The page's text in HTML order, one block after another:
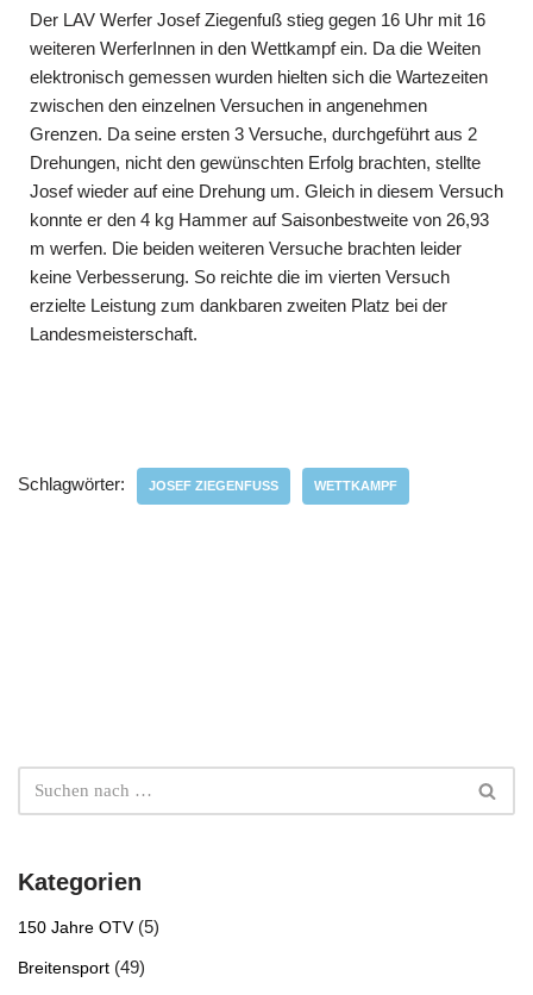
Der LAV Werfer Josef Ziegenfuß stieg gegen 16 Uhr mit 16
weiteren WerferInnen in den Wettkampf ein. Da die Weiten
elektronisch gemessen wurden hielten sich die Wartezeiten
zwischen den einzelnen Versuchen in angenehmen
Grenzen. Da seine ersten 3 Versuche, durchgeführt aus 2
Drehungen, nicht den gewünschten Erfolg brachten, stellte
Josef wieder auf eine Drehung um. Gleich in diesem Versuch
konnte er den 4 kg Hammer auf Saisonbestweite von 26,93
m werfen. Die beiden weiteren Versuche brachten leider
keine Verbesserung. So reichte die im vierten Versuch
erzielte Leistung zum dankbaren zweiten Platz bei der
Landesmeisterschaft.
Schlagwörter: JOSEF ZIEGENFUSS WETTKAMPF
Kategorien
150 Jahre OTV(5)
Breitensport (49)